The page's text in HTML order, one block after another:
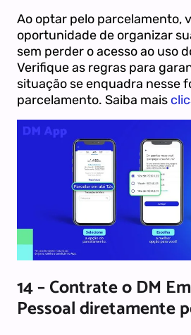
Ao optar pelo parcelamento,
oportunidade de organizar
sem perder o acesso ao uso
Verifique as regras para
situação se enquadra nesse
parcelamento. Saiba mais
14 – Contrate o DM
Pessoal diretamente